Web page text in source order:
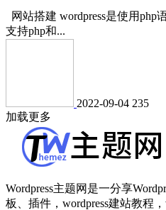
网站搭建 wordpress是使用
支持php和...
2022-09-04 235
加载更多
Wordpress主题网是一分享
板、插件，wordpress建站教程，